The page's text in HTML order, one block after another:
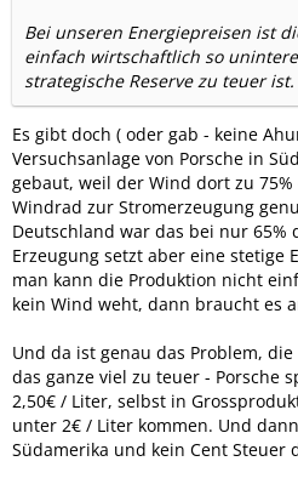
Bei unseren Energiepreisen ist
einfach wirtschaftlich so
strategische Reserve zu teuer ist.
Es gibt doch ( oder gab - keine
Versuchsanlage von Porsche in
gebaut, weil der Wind dort zu
Windrad zur Stromerzeugung
Deutschland war das bei nur 65%
Erzeugung setzt aber eine stetige
man kann die Produktion nicht
kein Wind weht, dann braucht es
Und da ist genau das Problem,
das ganze viel zu teuer - Porsche
2,50€ / Liter, selbst in
unter 2€ / Liter kommen. Und
Südamerika und kein Cent Steuer